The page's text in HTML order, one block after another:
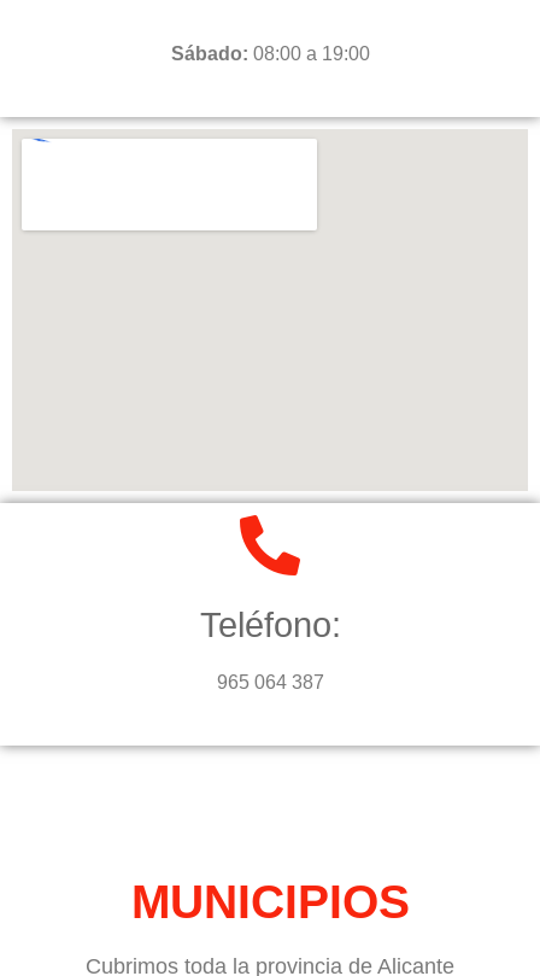
Sábado: 08:00 a 19:00
Teléfono:
965 064 387
MUNICIPIOS
Cubrimos toda la provincia de Alicante